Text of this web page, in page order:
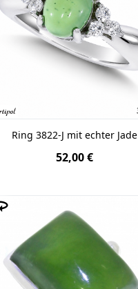
Ring 3822-J mit echter Jade
52,00 €